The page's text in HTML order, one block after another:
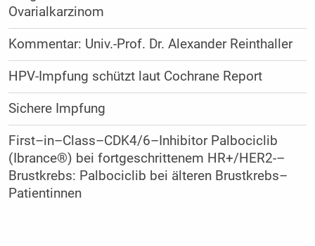
Ovarialkarzinom
Kommentar: Univ.-Prof. Dr. Alexander Reinthaller
HPV-Impfung schützt laut Cochrane Report
Sichere Impfung
First–in–Class–CDK4/6–Inhibitor Palbociclib
(Ibrance®) bei fortgeschrittenem HR+/HER2-–
Brustkrebs: Palbociclib bei älteren Brustkrebs–
Patientinnen